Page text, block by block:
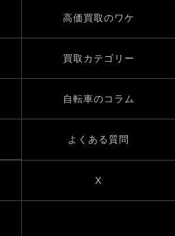
高価買取のワケ
買取カテゴリー
自転車のコラム
よくある質問
X